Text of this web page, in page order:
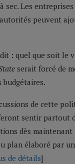
sec. Les
peuvent
: quel que soit le
serait forcé de
budgétaires.
de cette
sentir partout
dès
plan élaboré par
de détails]